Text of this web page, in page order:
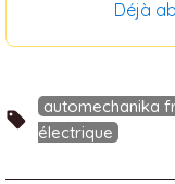
Déjà
automechanika
électrique